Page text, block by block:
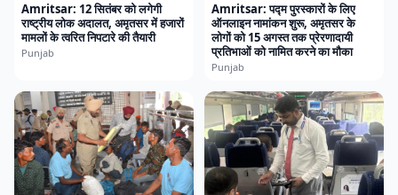
Amritsar: 12 सितंबर को लगेगी
राष्ट्रीय लोक अदालत, अमृतसर में हजारों
मामलों के त्वरित निपटारे की तैयारी
Punjab
Amritsar: पद्म पुरस्कारों के लिए
ऑनलाइन नामांकन शुरू, अमृतसर के
लोगों को 15 अगस्त तक प्रेरणादायी
प्रतिभाओं को नामित करने का मौका
Punjab